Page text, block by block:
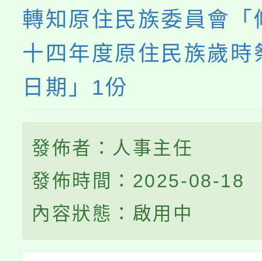
轉知原住民族委員會「
十四年度原住民族歲時
日期」1份
發佈者：人事主任
發佈時間：2025-08-18
內容狀態：啟用中